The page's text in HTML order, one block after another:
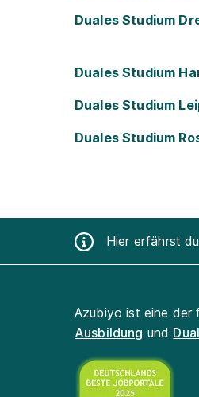
Duales Studium
Duales Studium
Duales Studium
Duales Studium
Hier erfährst
Azubiyo ist eine der
Ausbildung und